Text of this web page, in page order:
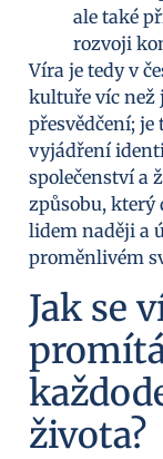
ale také
rozvoji
Víra je tedy v
kultuře víc než
přesvědčení; je
vyjádření
společenství a
způsobu, který
lidem naději a
proměnlivém
Jak se
života?